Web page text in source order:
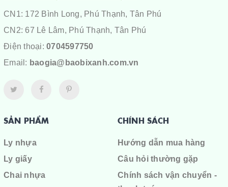
CN1: 172 Bình Long, Phú Thạnh, Tân Phú
CN2: 67 Lê Lâm, Phú Thạnh, Tân Phú
Điện thoại: 0704597750
Email: baogia@baobixanh.com.vn
SẢN PHẨM
Ly nhựa
Ly giấy
Chai nhựa
CHÍNH SÁCH
Hướng dẫn mua hàng
Câu hỏi thường gặp
Chính sách vận chuyển -